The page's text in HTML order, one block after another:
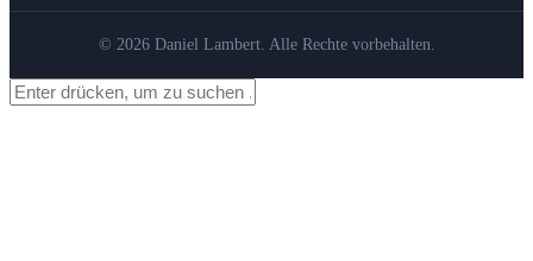
© 2026 Daniel Lambert. Alle Rechte vorbehalten.